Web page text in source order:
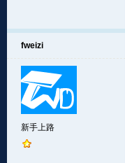
fweizi
新手上路